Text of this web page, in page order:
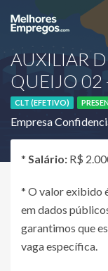
AUXILIAR
QUEIJO 02
CLT (EFETIVO)
Empresa
* Salário: R$
* O valor exibido
em dados
garantimos que
vaga específica.